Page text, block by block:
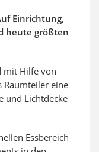
Einrichtung,
heute größten
mit Hilfe von
Raumteiler eine
und Lichtdecke
Essbereich